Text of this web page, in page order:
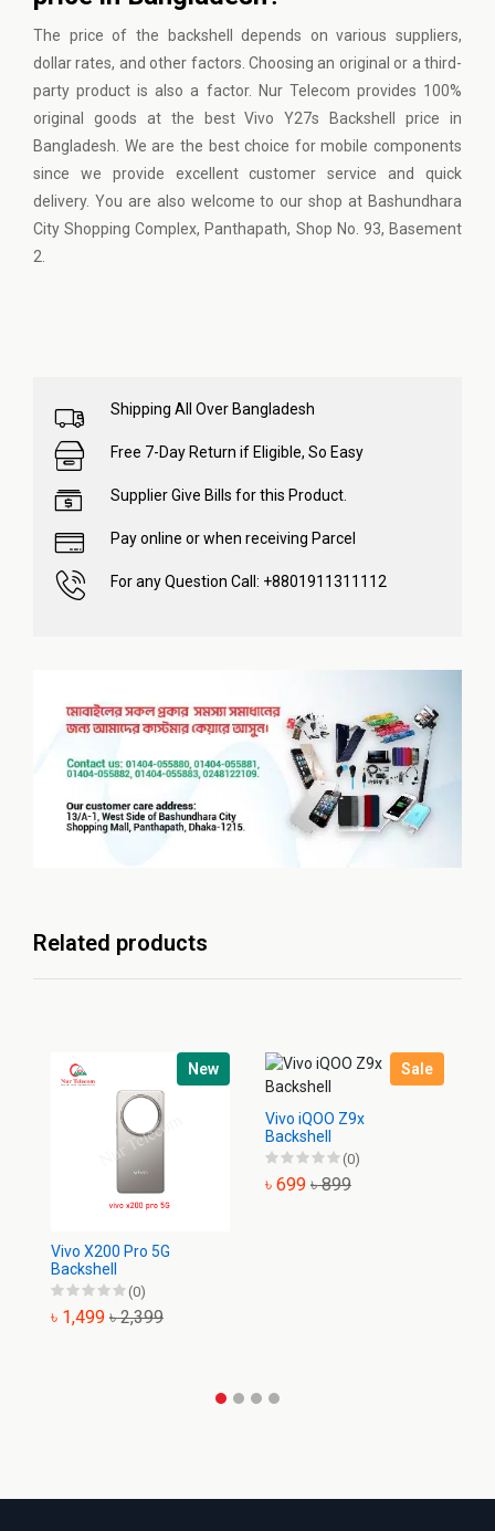
The price of the backshell depends on various suppliers,
dollar rates, and other factors. Choosing an original or a third-
party product is also a factor. Nur Telecom provides 100%
original goods at the best Vivo Y27s Backshell price in
Bangladesh. We are the best choice for mobile components
since we provide excellent customer service and quick
delivery. You are also welcome to our shop at Bashundhara
City Shopping Complex, Panthapath, Shop No. 93, Basement
2.
Shipping All Over Bangladesh
Free 7-Day Return if Eligible, So Easy
Supplier Give Bills for this Product.
Pay online or when receiving Parcel
For any Question Call: +8801911311112
Related products
New
Vivo X200 Pro 5G
Backshell
(0)
৳ 1,499 ৳ 2,399
Sale
Vivo iQOO Z9x
Backshell
(0)
৳ 699 ৳ 899